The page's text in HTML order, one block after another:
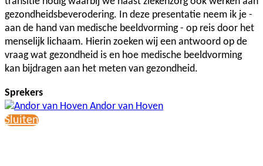
gezondheidsbeverodering. In deze presentatie neem ik je -
aan de hand van medische beeldvorming - op reis door het
menselijk lichaam. Hierin zoeken wij een antwoord op de
vraag wat gezondheid is en hoe medische beeldvorming
kan bijdragen aan het meten van gezondheid.
Sprekers
Andor van Hoven
Sluiten